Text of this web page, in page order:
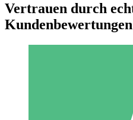
Individuelle
Vertrauen durch
Kundenbewertungen